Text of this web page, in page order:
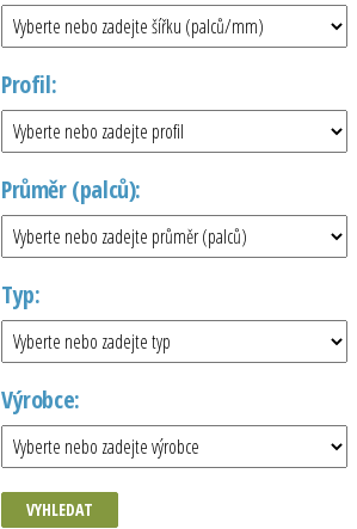
Profil:
Průměr (palců):
Typ:
Výrobce:
VYHLEDAT